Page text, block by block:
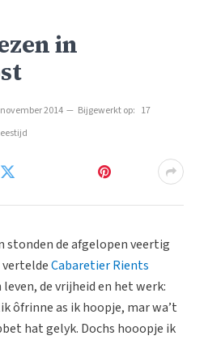
in
2014 Bijgewerkt op: 17
stonden de afgelopen veertig
Cabaretier Rients
leven, de vrijheid en het werk:
ôfrinne as ik hoopje, mar wa’t
hat gelyk. Dochs hooopje ik